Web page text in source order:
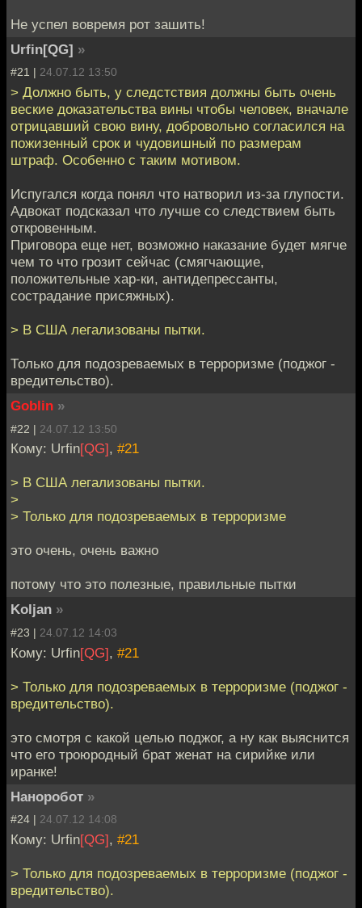
Не успел вовремя рот зашить!
Urfin[QG] »
#21 | 24.07.12 13:50
> Должно быть, у следстствия должны быть очень
веские доказательства вины чтобы человек, вначале
отрицавший свою вину, добровольно согласился на
пожизенный срок и чудовишный по размерам
штраф. Особенно с таким мотивом.
Испугался когда понял что натворил из-за глупости.
Адвокат подсказал что лучше со следствием быть
откровенным.
Приговора еще нет, возможно наказание будет мягче
чем то что грозит сейчас (смягчающие,
положительные хар-ки, антидепрессанты,
сострадание присяжных).
> В США легализованы пытки.
Только для подозреваемых в терроризме (поджог -
вредительство).
Goblin »
#22 | 24.07.12 13:50
Кому: Urfin[QG], #21
> В США легализованы пытки.
>
> Только для подозреваемых в терроризме
это очень, очень важно
потому что это полезные, правильные пытки
Koljan »
#23 | 24.07.12 14:03
Кому: Urfin[QG], #21
> Только для подозреваемых в терроризме (поджог -
вредительство).
это смотря с какой целью поджог, а ну как выяснится
что его троюродный брат женат на сирийке или
иранке!
Наноробот »
#24 | 24.07.12 14:08
Кому: Urfin[QG], #21
> Только для подозреваемых в терроризме (поджог -
вредительство).